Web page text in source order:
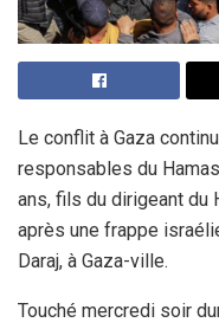
Le conflit à Gaza
responsables du
ans, fils du dirigeant du
après une frappe
Daraj, à Gaza-ville.
Touché mercredi soir